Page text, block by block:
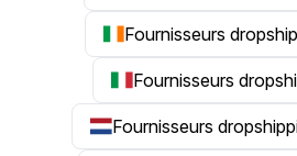
Fournisseurs
Fournisseurs
Fournisseurs